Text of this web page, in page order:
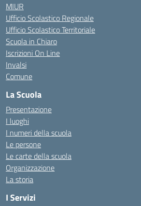
MIUR
Ufficio Scolastico Regionale
Ufficio Scolastico Territoriale
Scuola in Chiaro
Iscrizioni On Line
Invalsi
Comune
La Scuola
Presentazione
I luoghi
I numeri della scuola
Le persone
Le carte della scuola
Organizzazione
La storia
I Servizi